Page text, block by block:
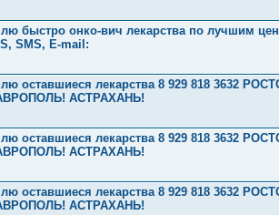
быстро онко-вич лекарства по лучшим
SMS, E-mail:
оставшиеся лекарства 8 929 818 3632
АСТРАХАНЬ!
оставшиеся лекарства 8 929 818 3632
АСТРАХАНЬ!
оставшиеся лекарства 8 929 818 3632
АСТРАХАНЬ!